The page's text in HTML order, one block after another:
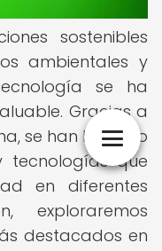
sostenibles
ambientales y
se ha
Gracias a
se han logrado
tecnologías que
en diferentes
exploraremos
destacados en